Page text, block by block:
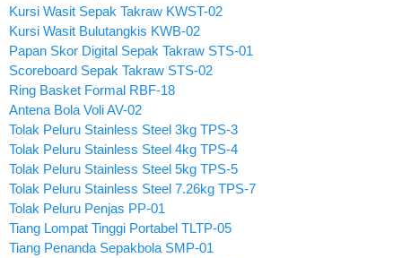
Kursi Wasit Sepak Takraw KWST-02
Kursi Wasit Bulutangkis KWB-02
Papan Skor Digital Sepak Takraw STS-01
Scoreboard Sepak Takraw STS-02
Ring Basket Formal RBF-18
Antena Bola Voli AV-02
Tolak Peluru Stainless Steel 3kg TPS-3
Tolak Peluru Stainless Steel 4kg TPS-4
Tolak Peluru Stainless Steel 5kg TPS-5
Tolak Peluru Stainless Steel 7.26kg TPS-7
Tolak Peluru Penjas PP-01
Tiang Lompat Tinggi Portabel TLTP-05
Tiang Penanda Sepakbola SMP-01